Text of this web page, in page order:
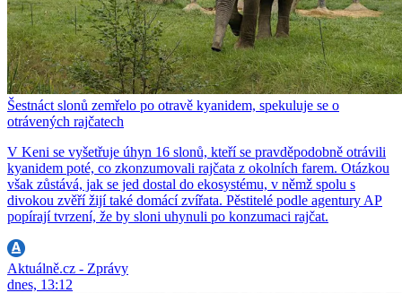
Šestnáct slonů zemřelo po otravě kyanidem, spekuluje se o
otrávených rajčatech
V Keni se vyšetřuje úhyn 16 slonů, kteří se pravděpodobně otrávili
kyanidem poté, co zkonzumovali rajčata z okolních farem. Otázkou
však zůstává, jak se jed dostal do ekosystému, v němž spolu s
divokou zvěří žijí také domácí zvířata. Pěstitelé podle agentury AP
popírají tvrzení, že by sloni uhynuli po konzumaci rajčat.
Aktuálně.cz - Zprávy
dnes, 13:12